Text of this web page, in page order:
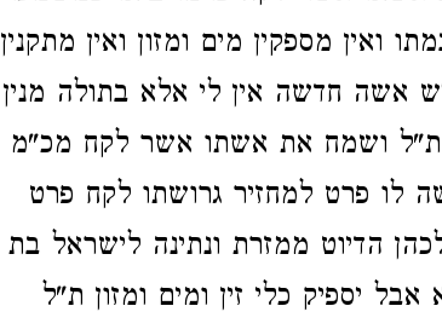
מספקין מים ומזון ואין מתקנין
אשה חדשה אין לי אלא בתולה מנין
ת"ל ושמח את אשתו אשר לקח מכ"מ
פרט למחזיר גרושתו לקח פרט
הדיוט ממזרת ונתינה לישראל בת
אבל יספיק כלי זין ומים ומזון ת"ל